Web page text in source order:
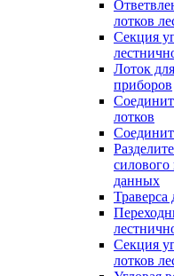
лотков
Секция
Лоток
приборов
лотков
силового
данных
Секция
лотков